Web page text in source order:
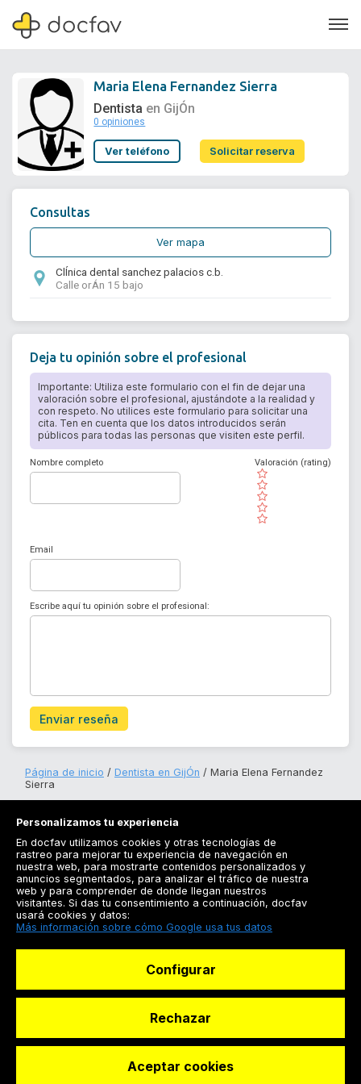
Soporte
Maria Elena Fernandez Sierra
Dentista en GijÓn
0 opiniones
Ver teléfono Solicitar reserva
Consultas
Ver mapa
ClÍnica dental sanchez palacios c.b.
Calle orÁn 15 bajo
Deja tu opinión sobre el profesional
Importante: Utiliza este formulario con el fin de dejar una
valoración sobre el profesional, ajustándote a la realidad y
con respeto. No utilices este formulario para solicitar una
cita. Ten en cuenta que los datos introducidos serán
públicos para todas las personas que visiten este perfil.
Nombre completo
( )
( )
( )
( )
( )
Valoración (rating)
Email
Escribe aquí tu opinión sobre el profesional:
Enviar reseña
Página de inicio Dentista en GijÓn
Maria Elena Fernandez
Sierra
Registrarse
Docfav
© Dashboard Technologies S.L
Personalizamos tu experiencia
En docfav utilizamos cookies y otras tecnologías de
rastreo para mejorar tu experiencia de navegación en
nuestra web, para mostrarte contenidos personalizados y
anuncios segmentados, para analizar el tráfico de nuestra
web y para comprender de donde llegan nuestros
visitantes. Si das tu consentimiento a continuación, docfav
usará cookies y datos:
Más información sobre cómo Google usa tus datos
Configurar
Rechazar
Aceptar cookies